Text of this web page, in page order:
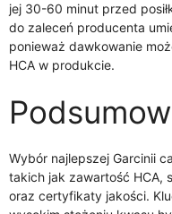
jej 30-60 minut przed
do zaleceń producenta
ponieważ dawkowanie
HCA w produkcie.
Wybór najlepszej Garcinii
takich jak zawartość HCA,
oraz certyfikaty jakości.